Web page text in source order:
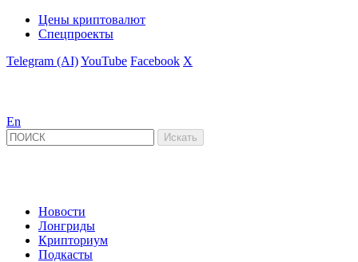
Цены криптовалют
Спецпроекты
Telegram (AI)YouTube Facebook X
En
Новости
Лонгриды
Крипториум
Подкасты